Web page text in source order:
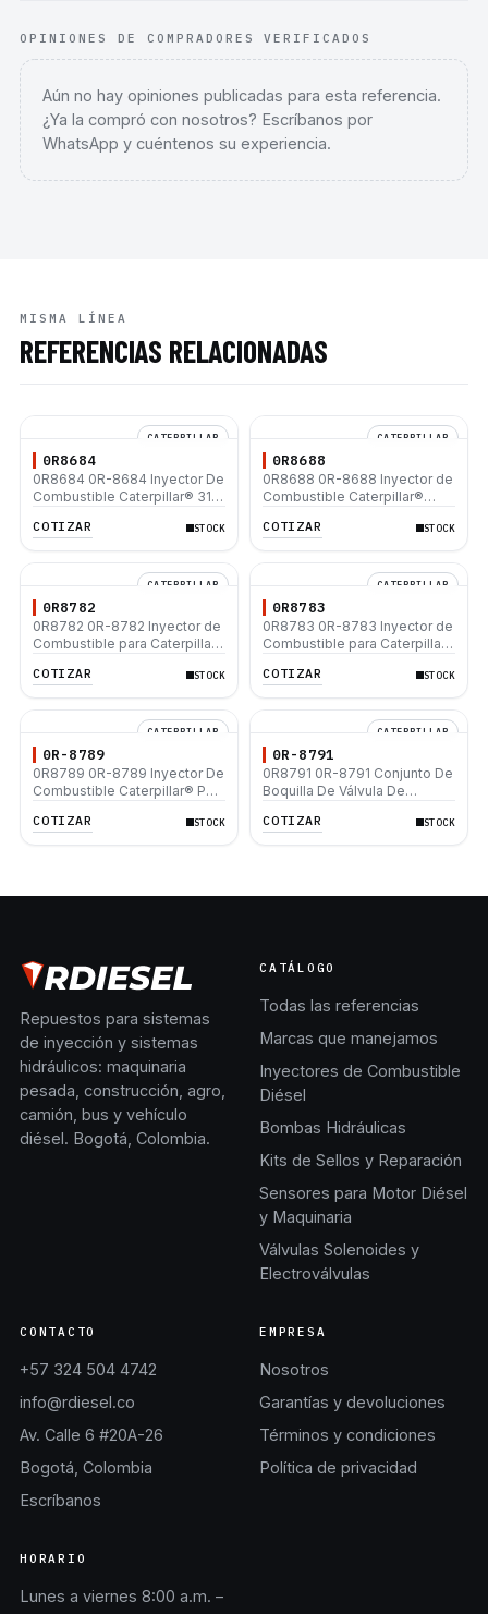
OPINIONES DE COMPRADORES VERIFICADOS
Aún no hay opiniones publicadas para esta referencia.
¿Ya la compró con nosotros? Escríbanos por
WhatsApp y cuéntenos su experiencia.
MISMA LÍNEA
REFERENCIAS RELACIONADAS
CATERPILLAR
0R8684
0R8684 0R-8684 Inyector De
Combustible Caterpillar® 3116
COTIZAR STOCK
CATERPILLAR
0R8688
0R8688 0R-8688 Inyector de
Combustible Caterpillar®
3516C 854G 992G
COTIZAR STOCK
CATERPILLAR
0R8782
0R8782 0R-8782 Inyector de
Combustible para Caterpillar
970F
COTIZAR STOCK
CATERPILLAR
0R8783
0R8783 0R-8783 Inyector de
Combustible para Caterpillar
COTIZAR STOCK
CATERPILLAR
0R-8789
0R8789 0R-8789 Inyector De
Combustible Caterpillar® PM-
RM-350 SM-350
COTIZAR STOCK
CATERPILLAR
0R-8791
0R8791 0R-8791 Conjunto De
Boquilla De Válvula De
3408 3408B 3408C 3412
COTIZAR STOCK
Repuestos para sistemas
de inyección y sistemas
hidráulicos: maquinaria
pesada, construcción, agro,
camión, bus y vehículo
diésel. Bogotá, Colombia.
CATÁLOGO
Todas las referencias
Marcas que manejamos
Inyectores de Combustible
Diésel
Bombas Hidráulicas
Kits de Sellos y Reparación
Sensores para Motor Diésel
y Maquinaria
Válvulas Solenoides y
Electroválvulas
CONTACTO
+57 324 504 4742
info@rdiesel.co
Av. Calle 6 #20A-26
Bogotá, Colombia
Escríbanos
EMPRESA
Nosotros
Garantías y devoluciones
Términos y condiciones
Política de privacidad
HORARIO
Lunes a viernes 8:00 a.m. –